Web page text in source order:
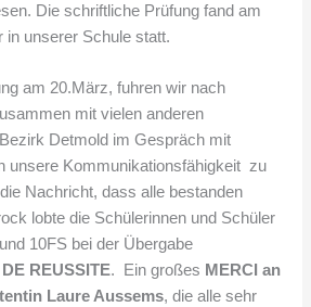
Die schriftliche Prüfung fand am
in unserer Schule statt.
am 20.März, fuhren wir nach
mit vielen anderen
Detmold im Gespräch mit
unsere Kommunikationsfähigkeit zu
Nachricht, dass alle bestanden
lobte die Schülerinnen und Schüler
10FS bei der Übergabe
REUSSITE. Ein großes MERCI an
Laure Aussems, die alle sehr